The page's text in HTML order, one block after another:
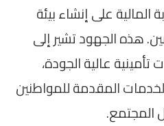
المالية على إنشاء بيئة
هذه الجهود تشير إلى
تأمينية عالية الجودة،
المقدمة للمواطنين
المجتمع.